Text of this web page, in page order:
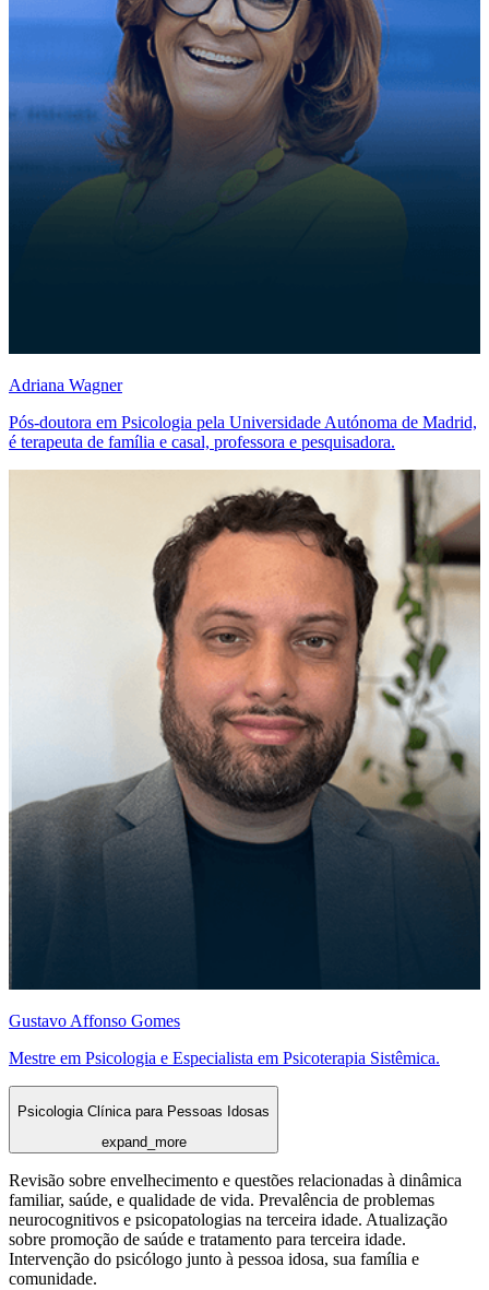
Adriana Wagner
Pós-doutora em Psicologia pela Universidade Autónoma de Madrid,
é terapeuta de família e casal, professora e pesquisadora.
Gustavo Affonso Gomes
Mestre em Psicologia e Especialista em Psicoterapia Sistêmica.
Psicologia Clínica para Pessoas Idosas
expand_more
Revisão sobre envelhecimento e questões relacionadas à dinâmica
familiar, saúde, e qualidade de vida. Prevalência de problemas
neurocognitivos e psicopatologias na terceira idade. Atualização
sobre promoção de saúde e tratamento para terceira idade.
Intervenção do psicólogo junto à pessoa idosa, sua família e
comunidade.